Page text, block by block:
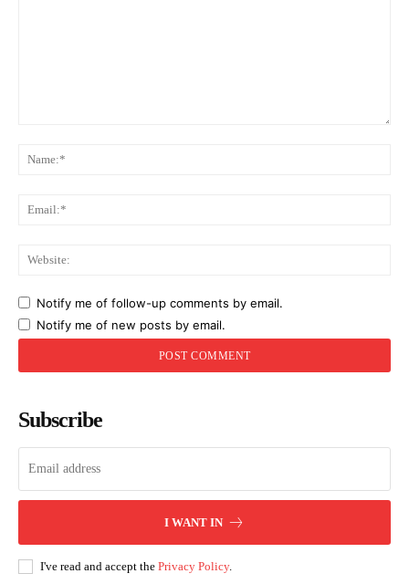
Notify me of follow-up comments by email.
Notify me of new posts by email.
Subscribe
I WANT IN
I've read and accept the Privacy Policy.